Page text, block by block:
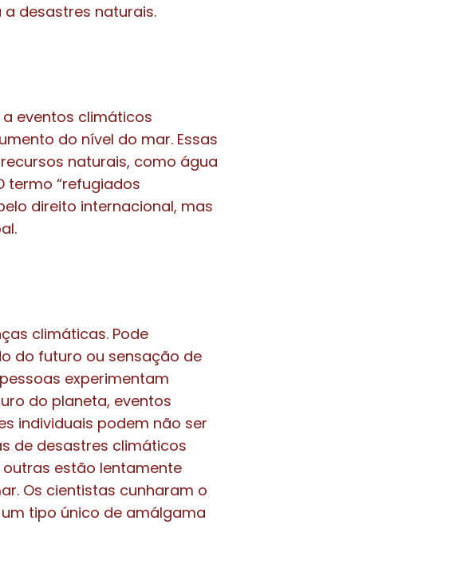
desastres naturais.
eventos climáticos
do nível do mar. Essas
naturais, como água
termo “refugiados
direito internacional, mas
climáticas. Pode
do futuro ou sensação de
experimentam
do planeta, eventos
individuais podem não ser
de desastres climáticos
estão lentamente
Os cientistas cunharam o
tipo único de amálgama